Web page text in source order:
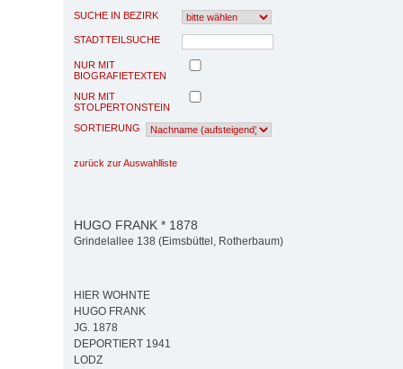
SUCHE IN BEZIRK
STADTTEILSUCHE
NUR MIT
BIOGRAFIETEXTEN
NUR MIT
STOLPERTONSTEIN
SORTIERUNG
zurück zur Auswahlliste
HUGO FRANK * 1878
Grindelallee 138 (Eimsbüttel, Rotherbaum)
HIER WOHNTE
HUGO FRANK
JG. 1878
DEPORTIERT 1941
LODZ